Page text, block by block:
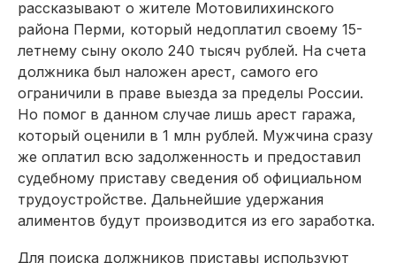
рассказывают о жителе Мотовилихинского
района Перми, который недоплатил своему 15-
летнему сыну около 240 тысяч руб­лей. На счета
должника был наложен арест, самого его
ограничили в праве выезда за пределы России.
Но помог в данном случае лишь арест гаража,
который оценили в 1 млн рублей. Мужчина сразу
же оплатил всю задолженность и предоставил
судебному приставу сведения об официальном
трудоустройстве. Дальнейшие удержания
алиментов будут производится из его заработка.
Для поиска должников приставы используют